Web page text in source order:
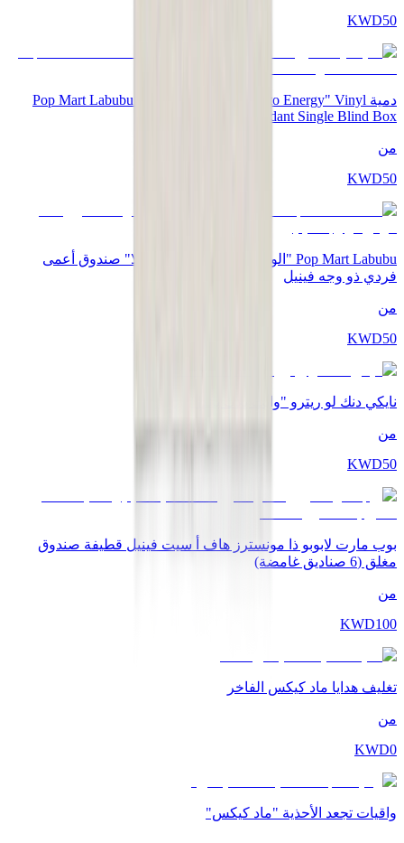
KWD50
دمية Pop Mart Labubu "The Monsters - Big into Energy" Vinyl
Plush Pendant Single Blind Box
من
KWD50
Pop Mart Labubu "الوحوش - سلسلة كوكاكولا" صندوق أعمى
فردي ذو وجه فينيل
من
KWD50
نايكي دنك لو ريترو "وايت بلاك باندا"
من
KWD50
بوب مارت لابوبو ذا مونسترز هاف أ سيت فينيل قطيفة صندوق
مغلق (6 صناديق غامضة)
من
KWD100
تغليف هدايا ماد كيكس الفاخر
من
KWD0
واقيات تجعد الأحذية "ماد كيكس"